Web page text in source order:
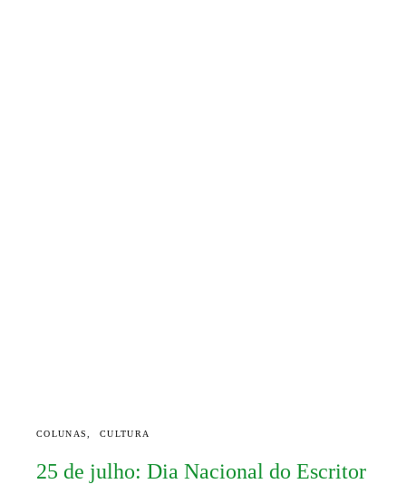
COLUNAS CULTURA
25 de julho: Dia Nacional do Escritor